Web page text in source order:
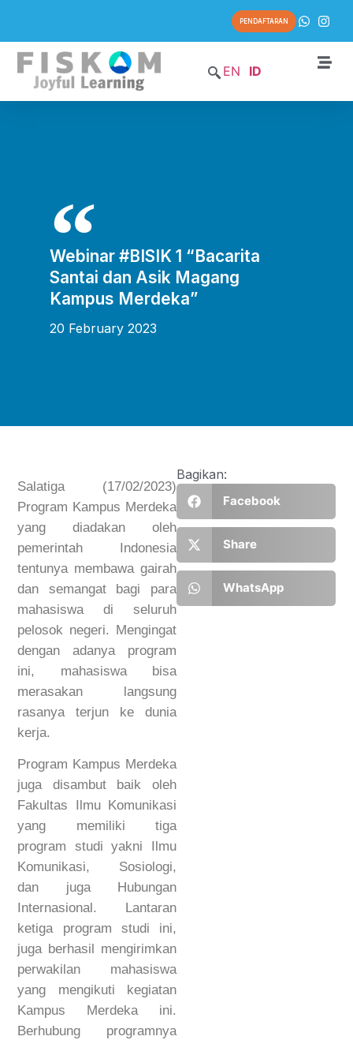
PENDAFTARAN
EN ID
Webinar #BISIK 1 “Bacarita
Santai dan Asik Magang
Kampus Merdeka”
20 February 2023
Salatiga (17/02/2023)
Program Kampus Merdeka
yang diadakan oleh
pemerintah Indonesia
tentunya membawa gairah
dan semangat bagi para
mahasiswa di seluruh
pelosok negeri. Mengingat
dengan adanya program
ini, mahasiswa bisa
merasakan langsung
rasanya terjun ke dunia
kerja.
Program Kampus Merdeka
juga disambut baik oleh
Fakultas Ilmu Komunikasi
yang memiliki tiga
program studi yakni Ilmu
Komunikasi, Sosiologi,
dan juga Hubungan
Internasional. Lantaran
ketiga program studi ini,
juga berhasil mengirimkan
perwakilan mahasiswa
yang mengikuti kegiatan
Kampus Merdeka ini.
Berhubung programnya
Bagikan:
Facebook
Share
WhatsApp